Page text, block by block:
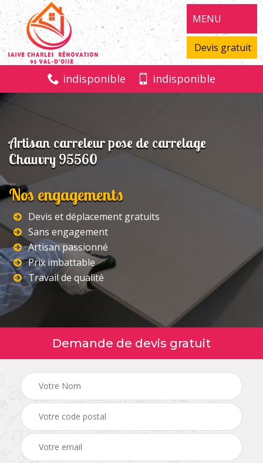
MENU
Devis gratuit
indisponible indisponible
Artisan carreleur pose de carrelage
Chauvry 95560
Nos engagements
Devis et déplacement gratuits
Sans engagement
Artisan passionné
Prix imbattable
Travail de qualité
Demande de devis gratuit